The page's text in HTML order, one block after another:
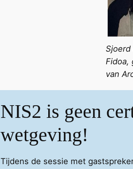
Sjoerd
Fidoa,
van
NIS2 is geen
wetgeving!
Tijdens de sessie met